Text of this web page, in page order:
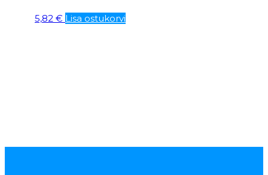
5,82 € Lisa ostukorvi